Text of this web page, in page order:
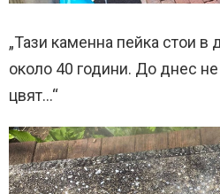
„Тази каменна пейка стои
около 40 години. До днес не
цвят…“